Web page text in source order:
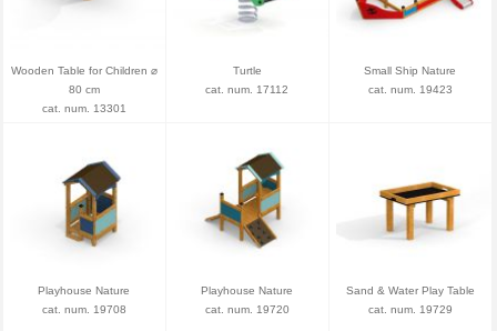
Wooden Table for Children ⌀
80 cm
cat. num. 13301
Turtle
cat. num. 17112
Small Ship Nature
cat. num. 19423
Playhouse Nature
cat. num. 19708
Playhouse Nature
cat. num. 19720
Sand & Water Play Table
cat. num. 19729